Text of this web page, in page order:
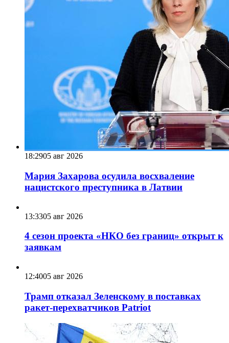
18:2905 авг 2026
Мария Захарова осудила восхваление
нацистского преступника в Латвии
13:3305 авг 2026
4 сезон проекта «НКО без границ» открыт к
заявкам
12:4005 авг 2026
Трамп отказал Зеленскому в поставках
ракет-перехватчиков Patriot